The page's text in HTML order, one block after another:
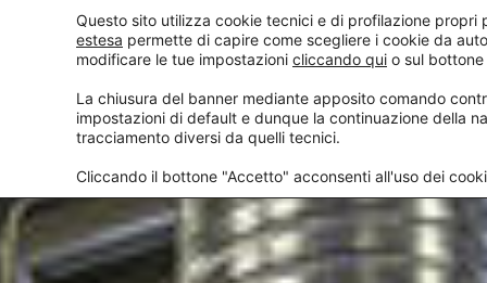
CHI SIAMO
Questo sito utilizza cookie tecnici e di profilazione propri
estesa permette di capire come scegliere i cookie da
modificare le tue impostazioni cliccando qui o sul
La chiusura del banner mediante apposito comando
impostazioni di default e dunque la continuazione della
tracciamento diversi da quelli tecnici.
Cliccando il bottone "Accetto" acconsenti all'uso dei